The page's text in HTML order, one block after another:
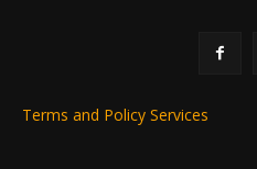
Terms and Policy Services